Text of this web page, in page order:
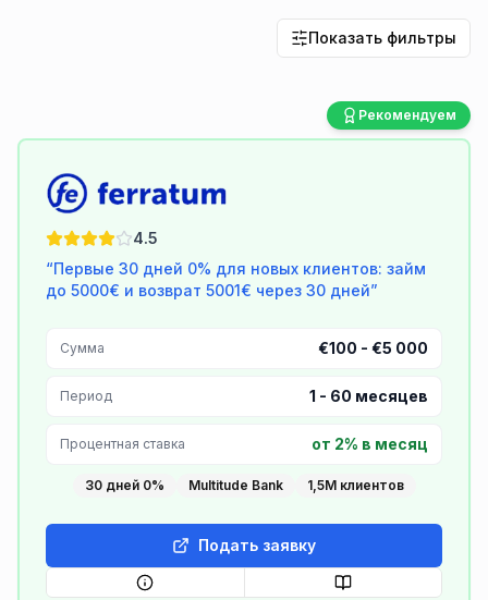
Показать фильтры
Рекомендуем
Ferratum
4.5
“Первые 30 дней 0% для новых клиентов: займ
до 5000€ и возврат 5001€ через 30 дней”
Сумма €100 - €5 000
Период 1 - 60 месяцев
Процентная ставка от 2% в месяц
30 дней 0% Multitude Bank 1,5M клиентов
Подать заявку